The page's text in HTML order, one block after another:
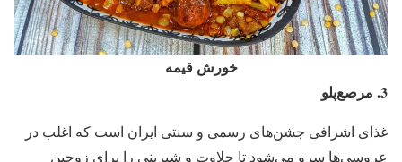
خورش قیمه
3. مرصع‌پلو
غذای اشرافی جشن‌های رسمی و سنتی ایران است که اغلب در
عروسی‌ها سرو می‌شود تا حلاوت و شیرینی را برای زوجین